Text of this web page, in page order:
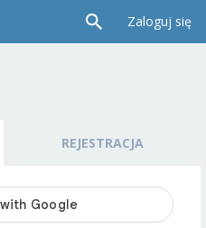
Zaloguj się
REJESTRACJA